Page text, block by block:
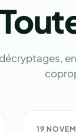
📋
19